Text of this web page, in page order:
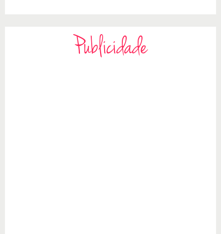
Publicidade